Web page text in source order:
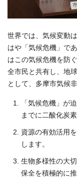
世界では、気候変動
はや「気候危機」で
はこの気候危機を防
全市民と共有し、地
として、多摩市気候
「気候危機」が
までに二酸化炭
資源の有効活用
します。
生物多様性の大
保全を積極的に推